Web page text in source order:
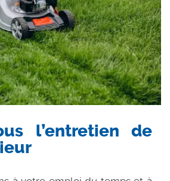
l’entretien de